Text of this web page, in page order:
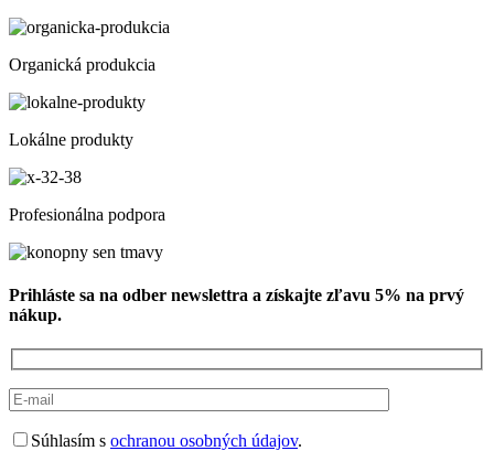
Organická produkcia
Lokálne produkty
Profesionálna podpora
Prihláste sa na odber newslettra a získajte zľavu 5% na prvý
nákup.
Súhlasím s ochranou osobných údajov.